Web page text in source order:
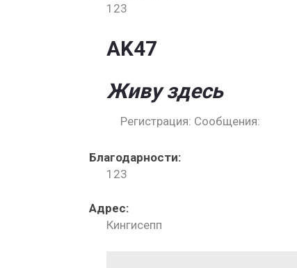
123
AK47
Живу здесь
Регистрация: Сообщения:
Благодарности:
123
Адрес:
Кингисепп